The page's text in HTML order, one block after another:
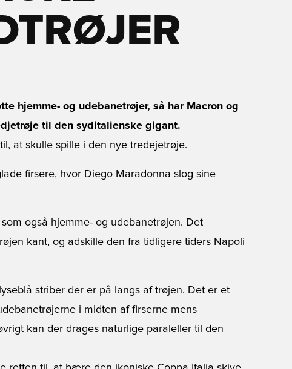
hjemme- og udebanetrøjer, så har Macron og
til den syditalienske gigant.
at skulle spille i den nye tredejetrøje.
firsere, hvor Diego Maradonna slog sine
også hjemme- og udebanetrøjen. Det
kant, og adskille den fra tidligere tiders Napoli
striber der er på langs af trøjen. Det er et
i midten af firserne mens
kan der drages naturlige paraleller til den